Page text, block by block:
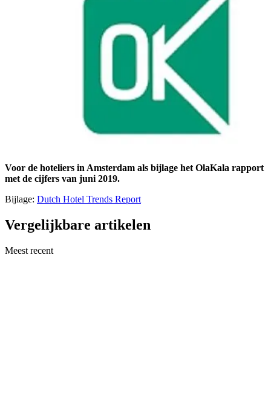
Voor de hoteliers in Amsterdam als bijlage het OlaKala rapport
met de cijfers van juni 2019.
Bijlage: Dutch Hotel Trends Report
Vergelijkbare artikelen
Meest recent